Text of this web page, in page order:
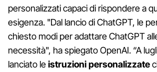
personalizzati capaci di rispondere a
esigenza. "Dal lancio di ChatGPT, le
chiesto modi per adattare ChatGPT
necessità", ha spiegato OpenAI. “A
lanciato leistruzioni personalizzate